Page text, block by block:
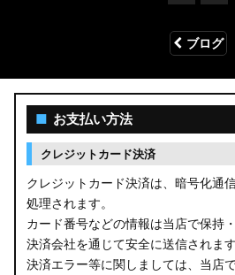
ブログ
■ お支払い方法
クレジットカード決済
クレジットカード決済は、暗号化通
処理されます。
カード番号などの情報は当店で保持
決済会社を通じて安全に送信されます
決済エラー等に関しましては、当店